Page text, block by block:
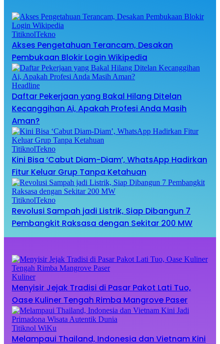
TitiknolTekno
Akses Pengetahuan Terancam, Desakan
Pembukaan Blokir Login Wikipedia
Headline
Daftar Pekerjaan yang Bakal Hilang Ditelan
Kecanggihan Ai, Apakah Profesi Anda Masih
Aman?
TitiknolTekno
Kini Bisa ‘Cabut Diam-Diam’, WhatsApp Hadirkan
Fitur Keluar Grup Tanpa Ketahuan
TitiknolTekno
Revolusi Sampah jadi Listrik, Siap Dibangun 7
Pembangkit Raksasa dengan Sekitar 200 MW
Kuliner
Menyisir Jejak Tradisi di Pasar Pakot Lati Tuo,
Oase Kuliner Tengah Rimba Mangrove Paser
Titiknol WiKu
Melampaui Thailand, Indonesia dan Vietnam Kini